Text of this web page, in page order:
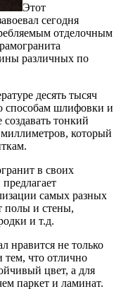
Этот
сегодня
отделочным
различных по
десять тысяч
способам шлифовки и
тонкий
который
в своих
самых разных
полы и стены,
и т.д.
нравится не только
что отлично
цвет, а для
паркет и ламинат.